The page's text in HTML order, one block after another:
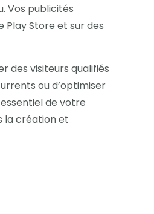
Vos publicités
Play Store et sur des
des visiteurs qualifiés
ou d’optimiser
de votre
la création et